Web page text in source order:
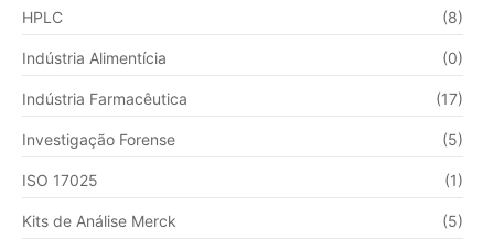
HPLC (8)
Indústria Alimentícia (0)
Indústria Farmacêutica (17)
Investigação Forense (5)
ISO 17025 (1)
Kits de Análise Merck (5)